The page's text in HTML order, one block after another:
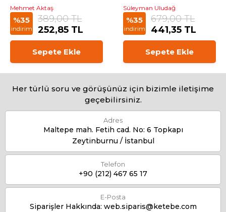
Mehmet Aktaş
%35
indirim
389,00 TL
252,85 TL
Sepete Ekle
Süleyman Uludağ
%35
indirim
679,00 TL
441,35 TL
Sepete Ekle
Her türlü soru ve görüşünüz için bizimle iletişime
geçebilirsiniz.
Adres
Maltepe mah. Fetih cad. No: 6 Topkapı
Zeytinburnu / İstanbul
Telefon
+90 (212) 467 65 17
E-Posta
Siparişler Hakkında: web.siparis@ketebe.com